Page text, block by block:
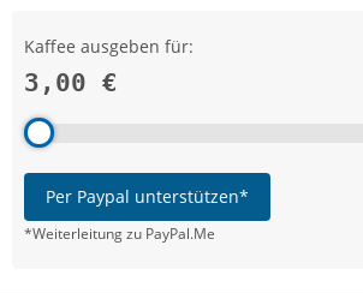
Kaffee ausgeben für:
3,00 €
Per Paypal unterstützen*
*Weiterleitung zu PayPal.Me